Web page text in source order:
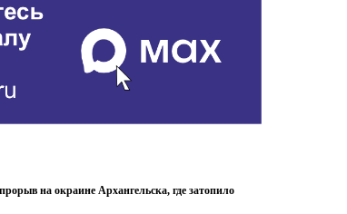
на окраине Архангельска, где затопило